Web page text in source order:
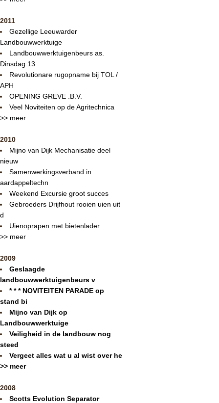
2011
Gezellige Leeuwarder
Landbouwwerktuige
Landbouwwerktuigenbeurs as.
Dinsdag 13
Revolutionare rugopname bij TOL /
APH
OPENING GREVE .B.V.
Veel Noviteiten op de Agritechnica
>> meer
2010
Mijno van Dijk Mechanisatie deel
nieuw
Samenwerkingsverband in
aardappeltechn
Weekend Excursie groot succes
Gebroeders Drijfhout rooien uien uit
d
Uienoprapen met bietenlader.
>> meer
2009
Geslaagde
landbouwwerktuigenbeurs v
* * * NOVITEITEN PARADE op
stand bi
Mijno van Dijk op
Landbouwwerktuige
Veiligheid in de landbouw nog
steed
Vergeet alles wat u al wist over he
>> meer
2008
Scotts Evolution Separator